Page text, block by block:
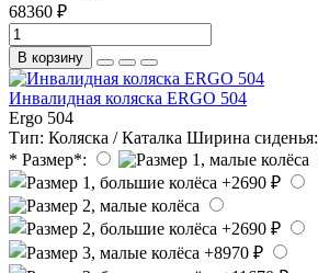
68360 ₽
В корзину
Инвалидная коляска ERGO 504
Ergo 504
Тип: Коляска / Каталка Ширина cиденья:
* Размер*: